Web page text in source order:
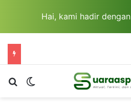
Hai, kami hadir dengan
Cari berita...Switch skin